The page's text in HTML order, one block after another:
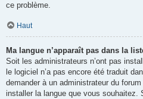
ce problème.
Haut
Ma langue n’apparaît pas dans la
Soit les administrateurs n’ont pas
le logiciel n’a pas encore été traduit
demander à un administrateur du
installer la langue que vous souhaitez.